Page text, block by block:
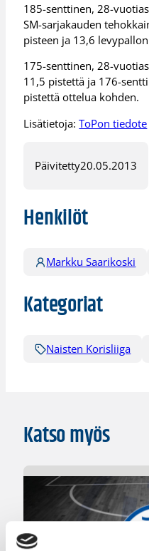
185-senttinen, 28-
SM-sarjakauden
pisteen ja 13,6
175-senttinen, 28-
11,5 pistettä ja 176-
pistettä ottelua kohden.
Lisätietoja:ToPon tiedote
Päivitetty20.05.2013
Henkilöt
Markku Saarikoski
Kategoriat
Naisten Korisliiga
Katso myös